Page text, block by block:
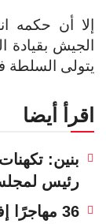
إلا أن حكمه
الجيش بقيادة
يتولى السلطة
اقرأ أيضا
بنين:
رئيس
36